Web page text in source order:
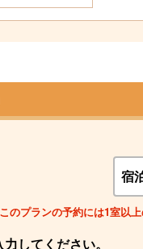
露天風呂＞スイ
煙
液晶
お茶
タオ
宿
このプランの予約には1室以
してください。